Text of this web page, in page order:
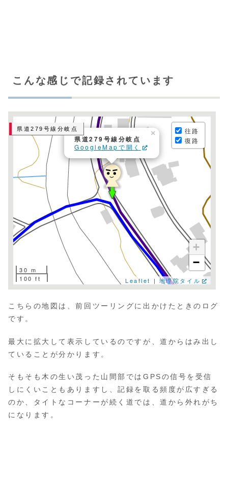
こんな感じで記録されています
県道279号線分岐点
GoogleMapで開く
×
往路
復路
30 m
100 ft
+
−
Leaflet | 地理院タイル
県道279号線分岐点
こちらの地図は、前回ツーリングに出かけたときのログ
です。
最大に拡大して表示しているのですが、道からはみ出し
ていることが分かります。
そもそも木の生い茂った山間部ではGPSの信号を受信
しにくいこともありますし、記録を取る頻度が広すぎる
のか、タイトなコーナーが続く道では、道から外れがち
になります。